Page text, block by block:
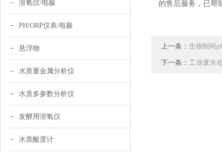
溶氧仪/电极
PH/ORP仪表/电极
悬浮物
水质重金属分析仪
水质多参数分析仪
发酵用溶氧仪
水质酸度计
的售后服务，已帮
上一条： 生物制药
下一条： 工业废水